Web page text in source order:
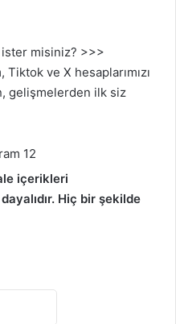
ister misiniz? >>>
, Tiktok ve X hesaplarımızı
gelişmelerden ilk siz
içerikleri
Hiç bir şekilde